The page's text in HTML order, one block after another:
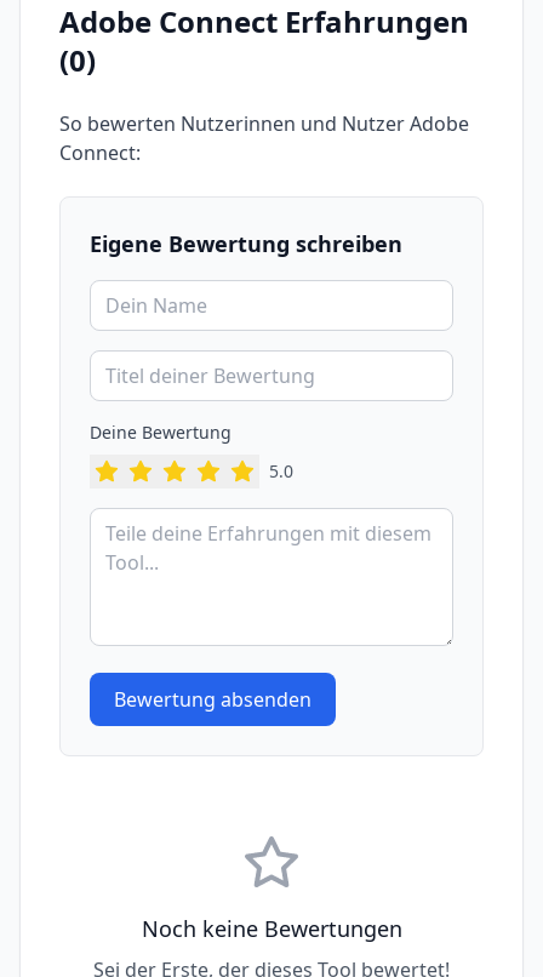
Adobe Connect Erfahrungen
(0)
So bewerten Nutzerinnen und NutzerAdobe
Connect:
Eigene Bewertung schreiben
Deine Bewertung
5.0
Bewertung absenden
Noch keine Bewertungen
Sei der Erste, der dieses Tool bewertet!